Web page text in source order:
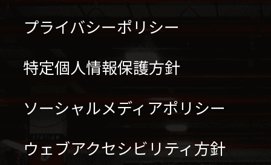
プライバシーポリシー
特定個人情報保護方針
ソーシャルメディアポリシー
ウェブアクセシビリティ方針